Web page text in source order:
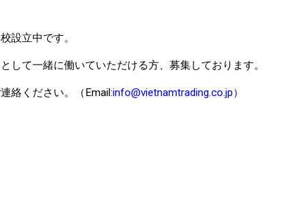
設立中です。
して一緒に働いていただける方、募集しております。
絡ください。（ Email:info@vietnamtrading.co.jp）